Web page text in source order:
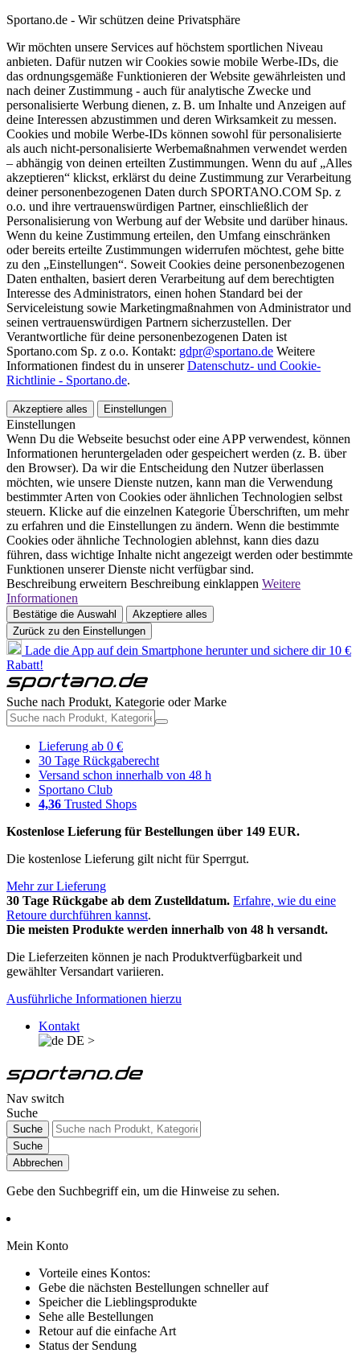
Sportano.de - Wir schützen deine Privatsphäre
Wir möchten unsere Services auf höchstem sportlichen Niveau
anbieten. Dafür nutzen wir Cookies sowie mobile Werbe-IDs, die
das ordnungsgemäße Funktionieren der Website gewährleisten und
nach deiner Zustimmung - auch für analytische Zwecke und
personalisierte Werbung dienen, z. B. um Inhalte und Anzeigen auf
deine Interessen abzustimmen und deren Wirksamkeit zu messen.
Cookies und mobile Werbe-IDs können sowohl für personalisierte
als auch nicht-personalisierte Werbemaßnahmen verwendet werden
– abhängig von deinen erteilten Zustimmungen. Wenn du auf „Alles
akzeptieren“ klickst, erklärst du deine Zustimmung zur Verarbeitung
deiner personenbezogenen Daten durch SPORTANO.COM Sp. z
o.o. und ihre vertrauenswürdigen Partner, einschließlich der
Personalisierung von Werbung auf der Website und darüber hinaus.
Wenn du keine Zustimmung erteilen, den Umfang einschränken
oder bereits erteilte Zustimmungen widerrufen möchtest, gehe bitte
zu den „Einstellungen“. Soweit Cookies deine personenbezogenen
Daten enthalten, basiert deren Verarbeitung auf dem berechtigten
Interesse des Administrators, einen hohen Standard bei der
Serviceleistung sowie Marketingmaßnahmen von Administrator und
seinen vertrauenswürdigen Partnern sicherzustellen. Der
Verantwortliche für deine personenbezogenen Daten ist
Sportano.com Sp. z o.o. Kontakt: gdpr@sportano.de Weitere
Informationen findest du in unsererDatenschutz- und Cookie-
Richtlinie - Sportano.de.
Akzeptiere alles Einstellungen
Einstellungen
Wenn Du die Webseite besuchst oder eine APP verwendest, können
Informationen heruntergeladen oder gespeichert werden (z. B. über
den Browser). Da wir die Entscheidung den Nutzer überlassen
möchten, wie unsere Dienste nutzen, kann man die Verwendung
bestimmter Arten von Cookies oder ähnlichen Technologien selbst
steuern. Klicke auf die einzelnen Kategorie Überschriften, um mehr
zu erfahren und die Einstellungen zu ändern. Wenn die bestimmte
Cookies oder ähnliche Technologien ablehnst, kann dies dazu
führen, dass wichtige Inhalte nicht angezeigt werden oder bestimmte
Funktionen unserer Dienste nicht verfügbar sind.
Beschreibung erweitern Beschreibung einklappen Weitere
Informationen
Bestätige die Auswahl
Akzeptiere alles
Zurück zu den Einstellungen
Lade die App auf dein Smartphone herunter und sichere dir 10 €
Rabatt!
Suche nach Produkt, Kategorie oder Marke
Lieferung ab 0 €
30 Tage Rückgaberecht
Versand schon innerhalb von 48 h
Sportano Club
4,36 Trusted Shops
Kostenlose Lieferung für Bestellungen über 149 EUR.
Die kostenlose Lieferung gilt nicht für Sperrgut.
Mehr zur Lieferung
30 Tage Rückgabe ab dem Zustelldatum. Erfahre, wie du eine
Retoure durchführen kannst.
Die meisten Produkte werden innerhalb von 48 h versandt.
Die Lieferzeiten können je nach Produktverfügbarkeit und
gewählter Versandart variieren.
Ausführliche Informationen hierzu
Kontakt
DE >
Nav switch
Suche
Suche
Suche
Abbrechen
Gebe den Suchbegriff ein, um die Hinweise zu sehen.
Mein Konto
Vorteile eines Kontos:
Gebe die nächsten Bestellungen schneller auf
Speicher die Lieblingsprodukte
Sehe alle Bestellungen
Retour auf die einfache Art
Status der Sendung